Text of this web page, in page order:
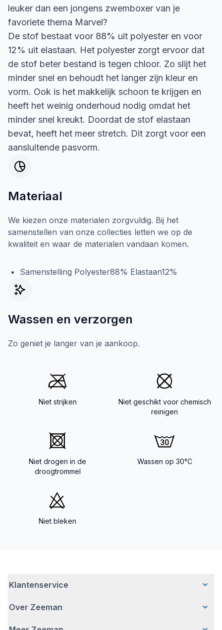
leuker dan een jongens zwemboxer van je
favoriete thema Marvel?
De stof bestaat voor 88% uit polyester en voor
12% uit elastaan. Het polyester zorgt ervoor dat
de stof beter bestand is tegen chloor. Zo slijt het
minder snel en behoudt het langer zijn kleur en
vorm. Ook is het makkelijk schoon te krijgen en
heeft het weinig onderhoud nodig omdat het
minder snel kreukt. Doordat de stof elastaan
bevat, heeft het meer stretch. Dit zorgt voor een
aansluitende pasvorm.
Materiaal
We kiezen onze materialen zorgvuldig. Bij het
samenstellen van onze collecties letten we op de
kwaliteit en waar de materialen vandaan komen.
Samenstelling Polyester88% Elastaan12%
Wassen en verzorgen
Zo geniet je langer van je aankoop.
Niet strijken
Niet geschikt voor chemisch
reinigen
Niet drogen in de
droogtrommel
Wassen op 30°C
Niet bleken
Klantenservice
Veelgestelde vragen
Over Zeeman